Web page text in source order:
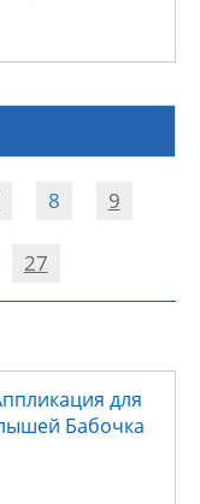
8 9
27